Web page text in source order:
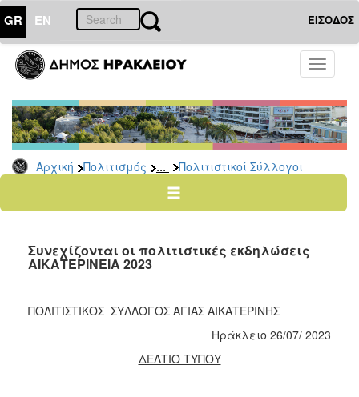
GR EN ΕΙΣΟΔΟΣ
Toggle
Αρχική Πολιτισμός ... Πολιτιστικοί Σύλλογοι
ΠΟΛΙΤΙΣΜΟΣ
Σελίδες
Πολιτιστικοί
Σύλλογοι
Σκιτσογράφοι
Εικαστικών
Τέχνη
Συνεχίζονται οι πολιτιστικές εκδηλώσεις
ΑΙΚΑΤΕΡΙΝΕΙΑ 2023
ΠΟΛΙΤΙΣΤΙΚΟΣ ΣΥΛΛΟΓΟΣ ΑΓΙΑΣ ΑΙΚΑΤΕΡΙΝΗΣ
Ηράκλειο 26/07/ 2023
ΔΕΛΤΙΟ ΤΥΠΟΥ